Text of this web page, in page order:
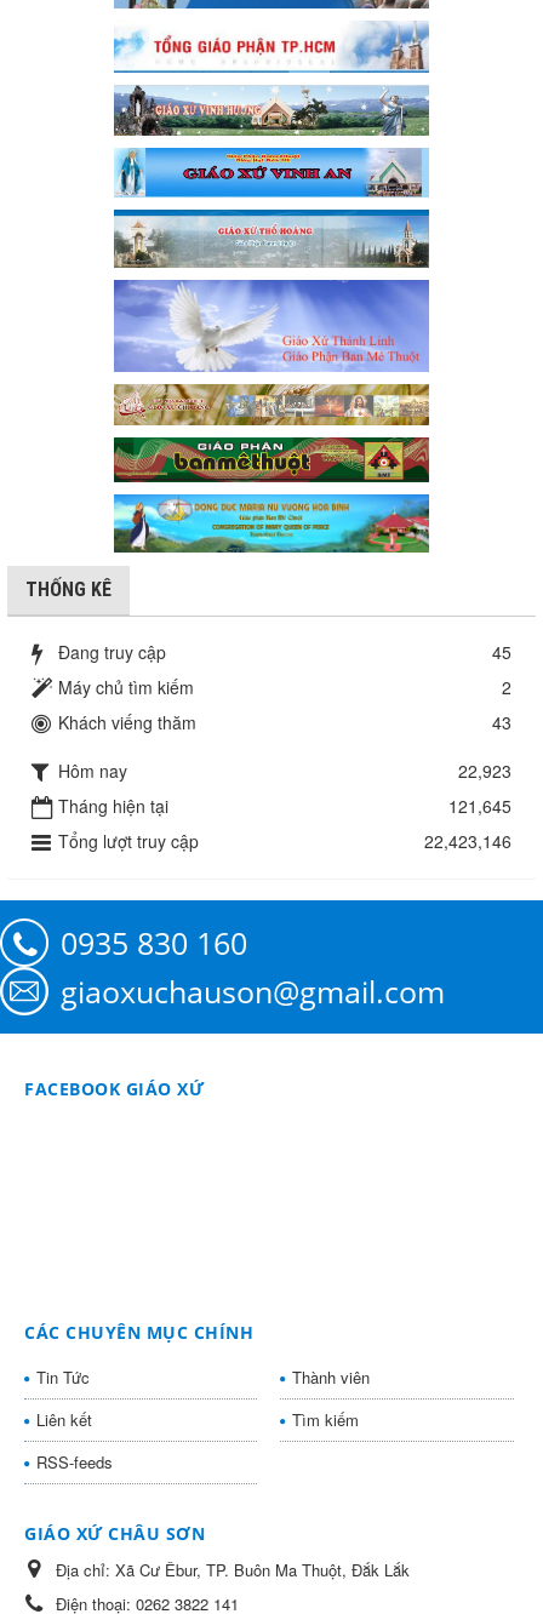
THỐNG KÊ
Đang truy cập
45
Máy chủ tìm kiếm
2
Khách viếng thăm
43
Hôm nay
22,923
Tháng hiện tại
121,645
Tổng lượt truy cập
22,423,146
0935 830 160
giaoxuchauson@gmail.com
FACEBOOK GIÁO XỨ
CÁC CHUYÊN MỤC CHÍNH
Tin Tức
Thành viên
Liên kết
Tìm kiếm
RSS-feeds
GIÁO XỨ CHÂU SƠN
Địa chỉ: Xã Cư Êbur, TP. Buôn Ma Thuột, Đắk Lắk
Điện thoại: 0262 3822 141